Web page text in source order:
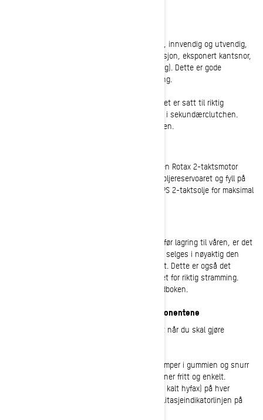
Demonter drivbeltet og sjekk hele diameteren, innvendig og utvendig,
med tanke på skade. Se etter tegn på separasjon, eksponert kantsnor,
glasering eller overdreven slitasje (innsnevring). Dette er gode
indikasjoner på at det er på tide med utskifting.
Når du monterer drivbeltet igjen, sørg for at det er satt til riktig
stramming (avbøyning) og sitter i riktig høyde i sekundærclutchen.
Hele prosessen er beskrevet i brukerhåndboken.
Alle Ski-Doo dypsnøscootere er forsynt med en Rotax 2-taktsmotor
som trenger innsprøytingsolje. Sjekk nivået i oljereservoaret og fyll på
om nødvendig. Det anbefales alltid å bruke XPS 2-taktsolje for maksimal
Hvis scooterens kjedehusolje ikke ble skiftet før lagring til våren, er det
på tide å gjøre det nå. BRPs XPS kjedehusolje selges i nøyaktig den
mengden som trengs for å fylle på kjedehuset. Dette er også det
perfekte tidspunktet for å dobbeltsjekke kjedet for riktig stramming.
Hver av prosessene er beskrevet i brukerhåndboken.
Inspeksjon av de bakre opphengskomponentene
Det er flere områder å se over i bakopphenget når du skal gjøre
• Bakre løpehjul: Se etter risser, rifter eller klumper i gummien og snurr
hvert hjul for hånd for å sikre at hjulene spinner fritt og enkelt.
• Glidesko: Inspiser glideskoene (noen ganger kalt hyfax) på hver
glideskinne for slitasje. Hvis de er slitt forbi slitasjeindikatorlinjen på